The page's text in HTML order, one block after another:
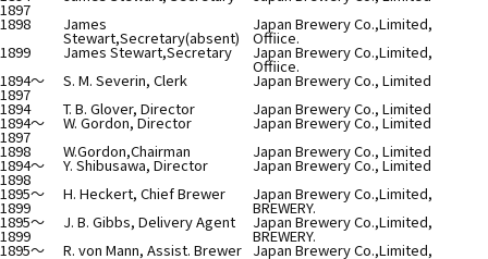
1897
1898
James
Stewart,Secretary(absent)
Japan Brewery Co.,Limited,
Offiice.
1899 James Stewart,Secretary Japan Brewery Co.,Limited,
Offiice.
1894～
1897
S. M. Severin, Clerk
Japan Brewery Co., Limited
1894
T. B. Glover, Director Japan Brewery Co., Limited
1894～
1897
W. Gordon, Director
Japan Brewery Co., Limited
1898
W.Gordon,Chairman Japan Brewery Co., Limited
1894～
1898
Y. Shibusawa, Director
Japan Brewery Co., Limited
1895～
1899
H. Heckert, Chief Brewer Japan Brewery Co.,Limited,
BREWERY.
1895～
1899
J. B. Gibbs, Delivery Agent Japan Brewery Co.,Limited,
BREWERY.
1895～ R. von Mann, Assist. Brewer Japan Brewery Co.,Limited,